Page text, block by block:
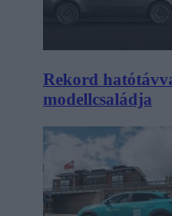
Rekord
modellcsaládja